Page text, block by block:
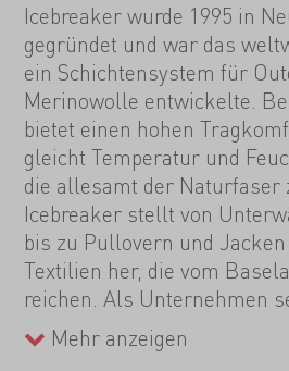
Icebreaker wurde 1995 in
gegründet und war das
ein Schichtensystem für
Merinowolle entwickelte.
bietet einen hohen
gleicht Temperatur und
die allesamt der Naturfaser
Icebreaker stellt von
bis zu Pullovern und
Textilien her, die vom
reichen. Als Unternehmen
Nachhaltigkeit, ethische
So wurde 2008
Mehr anzeigen